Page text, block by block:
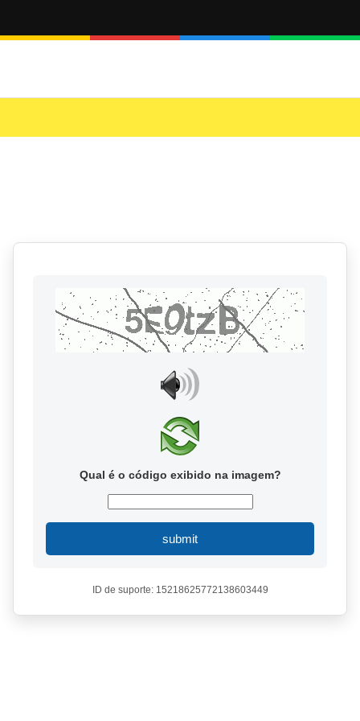
Qual é o código exibido na imagem?
submit
ID de suporte: 15218625772138603449